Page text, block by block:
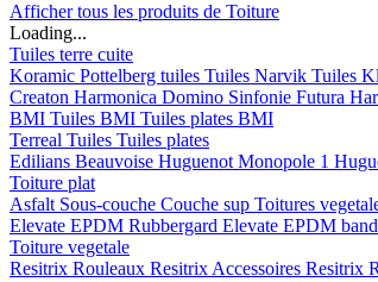
Afficher tous les produits de Toiture
Loading...
Tuiles terre cuite
Koramic Pottelberg tuiles Tuiles Narvik Tuiles
Creaton Harmonica Domino Sinfonie Futura
BMI Tuiles BMI Tuiles plates BMI
Terreal Tuiles Tuiles plates
Edilians Beauvoise Huguenot Monopole 1
Toiture plat
Asfalt Sous-couche Couche sup Toitures
Elevate EPDM Rubbergard Elevate EPDM
Toiture vegetale
Resitrix Rouleaux Resitrix Accessoires Resitrix